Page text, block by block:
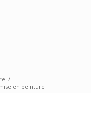
/
en peinture